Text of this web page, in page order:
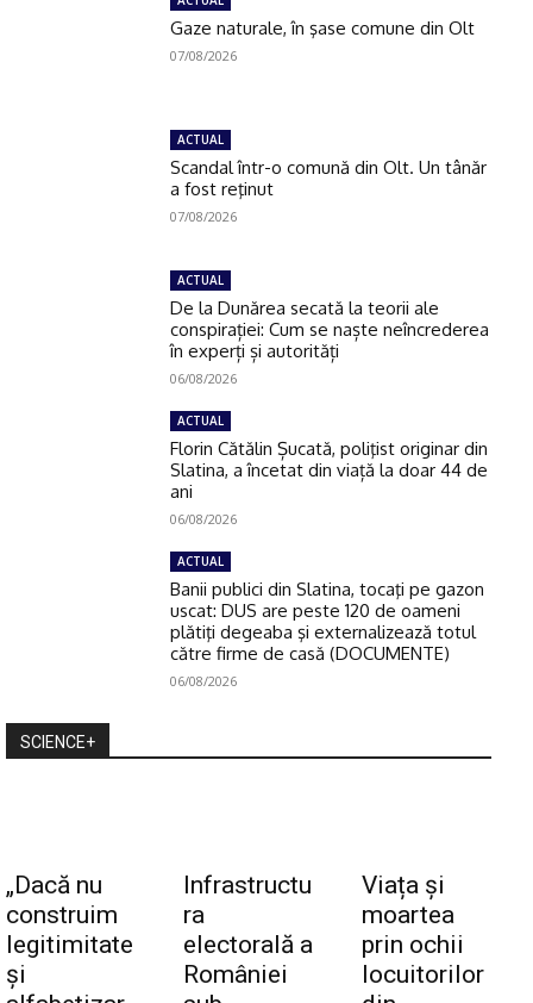
Gaze naturale, în şase comune din Olt
07/08/2026
ACTUAL
Scandal într-o comună din Olt. Un tânăr
a fost reţinut
07/08/2026
ACTUAL
De la Dunărea secată la teorii ale
conspirației: Cum se naște neîncrederea
în experți și autorități
06/08/2026
ACTUAL
Florin Cătălin Șucată, poliţist originar din
Slatina, a încetat din viață la doar 44 de
ani
06/08/2026
ACTUAL
Banii publici din Slatina, tocaţi pe gazon
uscat: DUS are peste 120 de oameni
plătiţi degeaba şi externalizează totul
către firme de casă (DOCUMENTE)
06/08/2026
SCIENCE+
„Dacă nu
construim
legitimitate
și
Infrastructu
ra
electorală a
României
Viața și
moartea
prin ochii
locuitorilor